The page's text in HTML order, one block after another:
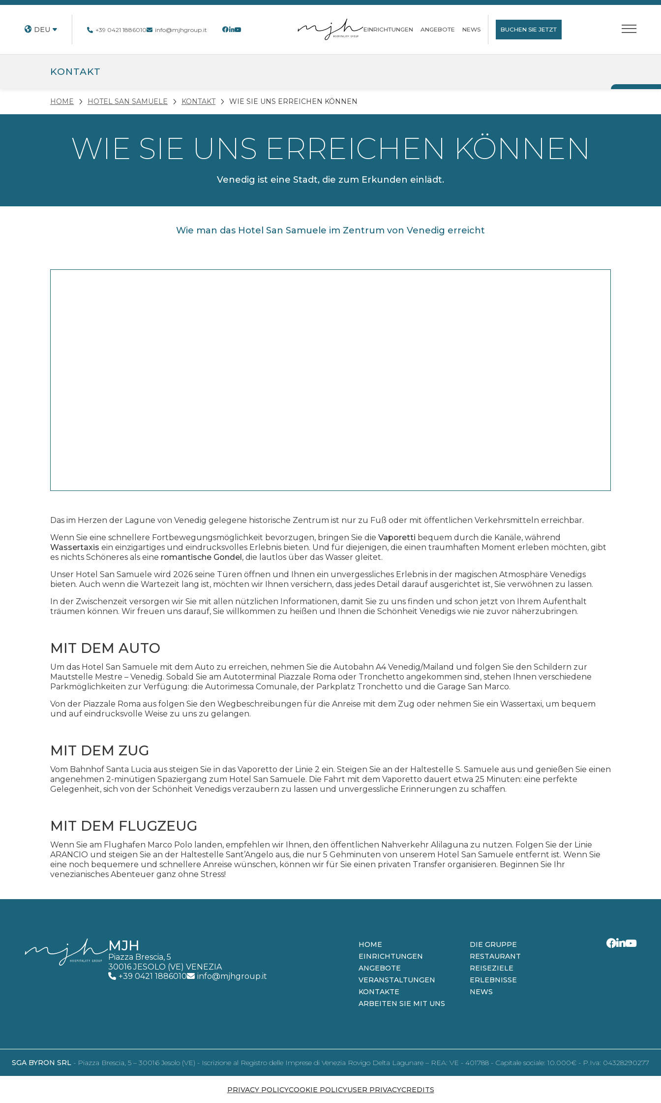
DEU +39 0421 1886010 info@mjhgroup.it EINRICHTUNGEN ANGEBOTE NEWS BUCHEN SIE JETZT
KONTAKT
HOME HOTEL SAN SAMUELE KONTAKT WIE SIE UNS ERREICHEN KÖNNEN
WIE SIE UNS ERREICHEN KÖNNEN
Venedig ist eine Stadt, die zum Erkunden einlädt.
Wie man das Hotel San Samuele im Zentrum von Venedig erreicht
Das im Herzen der Lagune von Venedig gelegene historische Zentrum ist nur zu Fuß oder mit öffentlichen Verkehrsmitteln erreichbar.
Wenn Sie eine schnellere Fortbewegungsmöglichkeit bevorzugen, bringen Sie die Vaporetti bequem durch die Kanäle, während
Wassertaxis ein einzigartiges und eindrucksvolles Erlebnis bieten. Und für diejenigen, die einen traumhaften Moment erleben möchten, gibt
es nichts Schöneres als eine romantische Gondel, die lautlos über das Wasser gleitet.
Unser Hotel San Samuele wird 2026 seine Türen öffnen und Ihnen ein unvergessliches Erlebnis in der magischen Atmosphäre Venedigs
bieten. Auch wenn die Wartezeit lang ist, möchten wir Ihnen versichern, dass jedes Detail darauf ausgerichtet ist, Sie verwöhnen zu lassen.
In der Zwischenzeit versorgen wir Sie mit allen nützlichen Informationen, damit Sie zu uns finden und schon jetzt von Ihrem Aufenthalt
träumen können. Wir freuen uns darauf, Sie willkommen zu heißen und Ihnen die Schönheit Venedigs wie nie zuvor näherzubringen.
MIT DEM AUTO
Um das Hotel San Samuele mit dem Auto zu erreichen, nehmen Sie die Autobahn A4 Venedig/Mailand und folgen Sie den Schildern zur
Mautstelle Mestre – Venedig. Sobald Sie am Autoterminal Piazzale Roma oder Tronchetto angekommen sind, stehen Ihnen verschiedene
Parkmöglichkeiten zur Verfügung: die Autorimessa Comunale, der Parkplatz Tronchetto und die Garage San Marco.
Von der Piazzale Roma aus folgen Sie den Wegbeschreibungen für die Anreise mit dem Zug oder nehmen Sie ein Wassertaxi, um bequem
und auf eindrucksvolle Weise zu uns zu gelangen.
MIT DEM ZUG
Vom Bahnhof Santa Lucia aus steigen Sie in das Vaporetto der Linie 2 ein. Steigen Sie an der Haltestelle S. Samuele aus und genießen Sie einen
angenehmen 2-minütigen Spaziergang zum Hotel San Samuele. Die Fahrt mit dem Vaporetto dauert etwa 25 Minuten: eine perfekte
Gelegenheit, sich von der Schönheit Venedigs verzaubern zu lassen und unvergessliche Erinnerungen zu schaffen.
MIT DEM FLUGZEUG
Wenn Sie am Flughafen Marco Polo landen, empfehlen wir Ihnen, den öffentlichen Nahverkehr Alilaguna zu nutzen. Folgen Sie der Linie
ARANCIO und steigen Sie an der Haltestelle Sant’Angelo aus, die nur 5 Gehminuten von unserem Hotel San Samuele entfernt ist. Wenn Sie
eine noch bequemere und schnellere Anreise wünschen, können wir für Sie einen privaten Transfer organisieren. Beginnen Sie Ihr
venezianisches Abenteuer ganz ohne Stress!
MJH
Piazza Brescia, 5
30016 JESOLO (VE) VENEZIA
+39 0421 1886010
info@mjhgroup.it
HOME
DIE GRUPPE
EINRICHTUNGEN
RESTAURANT
ANGEBOTE
REISEZIELE
VERANSTALTUNGEN
ERLEBNISSE
KONTAKTE
NEWS
ARBEITEN SIE MIT UNS
SGA BYRON SRL - Piazza Brescia, 5 – 30016 Jesolo (VE) - Iscrizione al Registro delle Imprese di Venezia Rovigo Delta Lagunare – REA: VE - 401788 - Capitale sociale: 10.000€ - P.Iva: 04328290277
PRIVACY POLICYCOOKIE POLICYUSER PRIVACYCREDITS